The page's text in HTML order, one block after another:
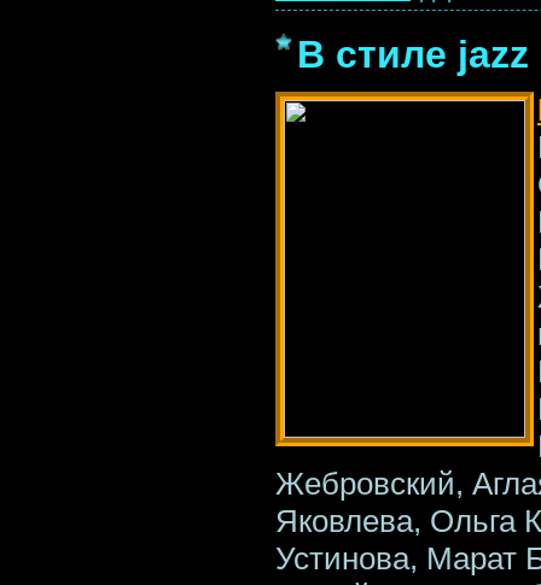
В стиле jazz
Жебровский,
Яковлева, Ольга
Устинова, Марат